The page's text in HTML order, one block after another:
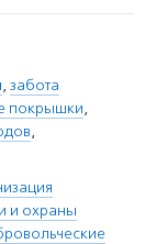
, забота
покрышки,
,
и охраны